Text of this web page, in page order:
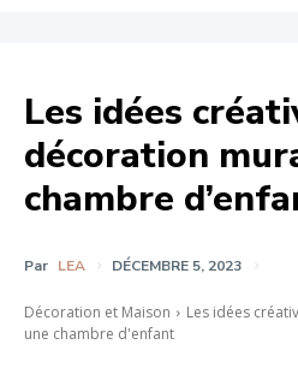
Les idées
décoration
chambre
Par LEA DÉCEMBRE 5, 2023
Décoration et Maison
Les idées
une chambre d'enfant